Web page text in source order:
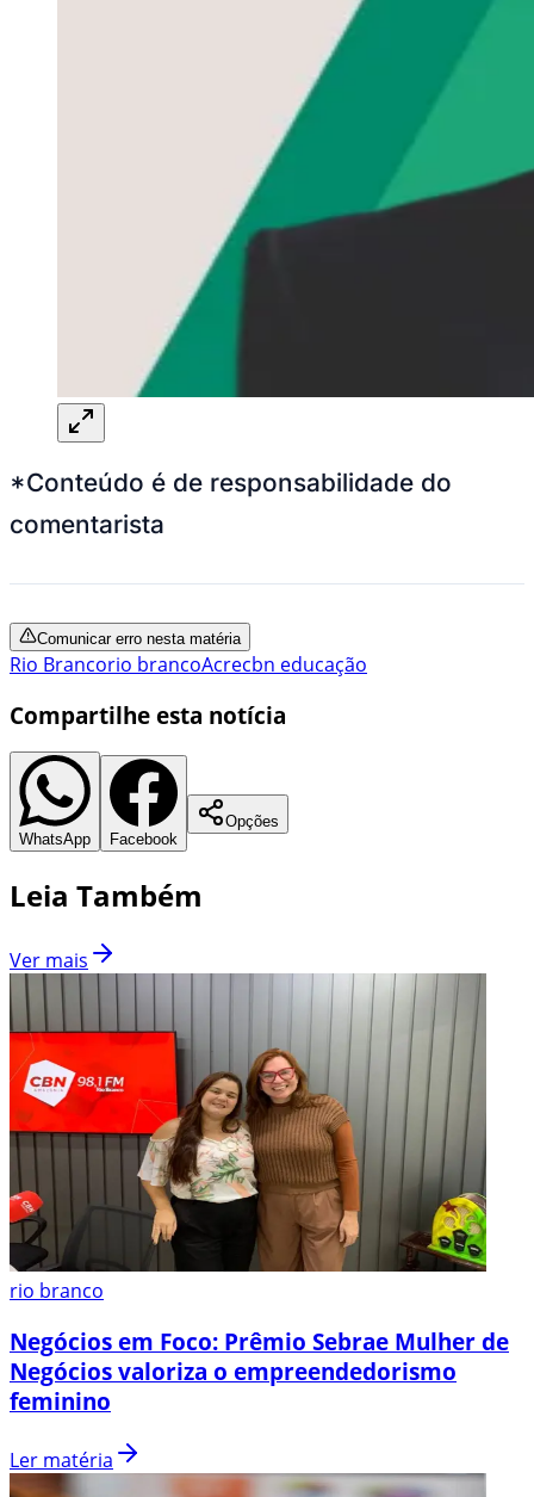
*Conteúdo é de responsabilidade do
comentarista
Comunicar erro nesta matéria
Rio Brancorio brancoAcrecbn educação
Compartilhe esta notícia
WhatsApp Facebook
Opções
Leia Também
Ver mais
rio branco
Negócios em Foco: Prêmio Sebrae Mulher de
Negócios valoriza o empreendedorismo
feminino
Ler matéria